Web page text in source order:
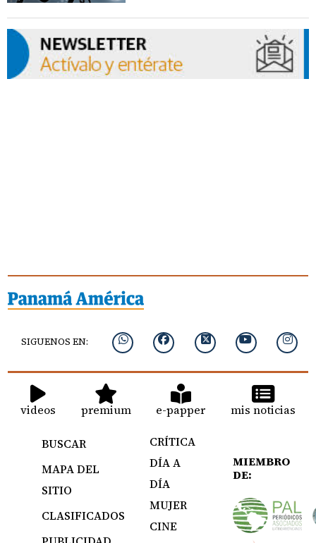
SIGUENOS EN:
videos premium e-papper mis noticias
BUSCAR
MAPA DEL
SITIO
CLASIFICADOS
CRÍTICA
DÍA A
DÍA
MUJER
CINE
MIEMBRO
DE: